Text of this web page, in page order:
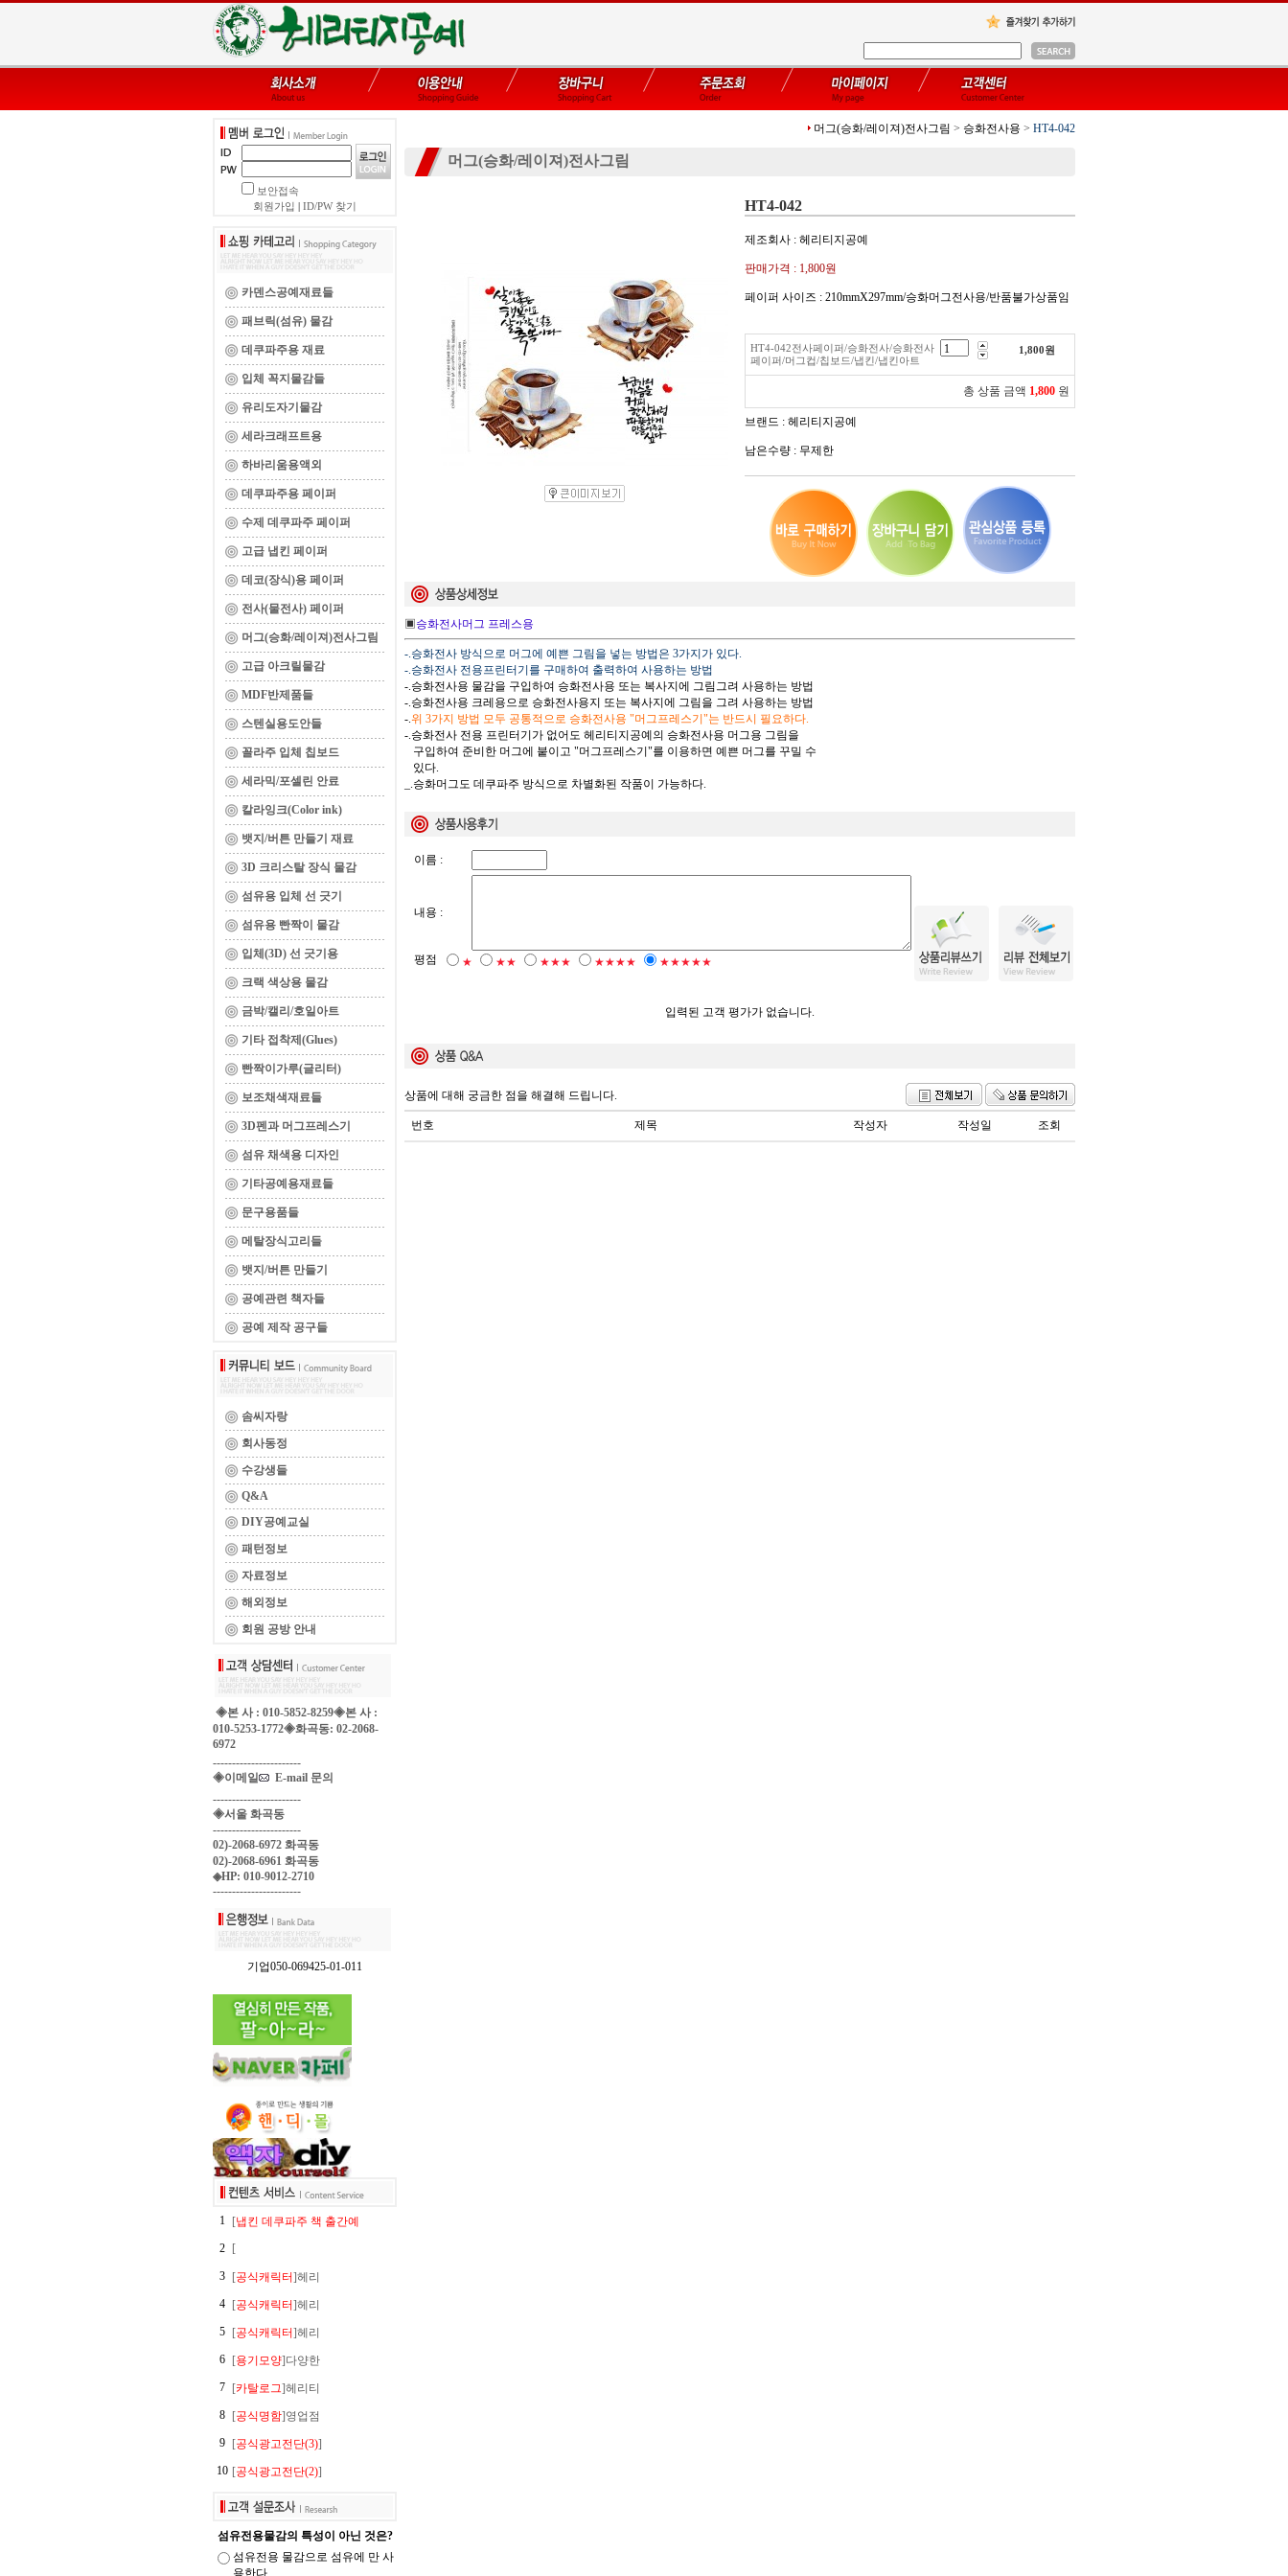
보안접속
회원가입
ID/PW 찾기
카덴스공예재료들
패브릭(섬유) 물감
데쿠파주용 재료
입체 꼭지물감들
유리도자기물감
세라크래프트용
하바리움용액외
데쿠파주용 페이퍼
수제 데쿠파주 페이퍼
고급 냅킨 페이퍼
데코(장식)용 페이퍼
전사(물전사) 페이퍼
머그(승화/레이져)전사그림
고급 아크릴물감
MDF반제품들
스텐실용도안들
꼴라주 입체 칩보드
세라믹/포셀린 안료
칼라잉크(Color ink)
뱃지/버튼 만들기 재료
3D 크리스탈 장식 물감
섬유용 입체 선 긋기
섬유용 빤짝이 물감
입체(3D) 선 긋기용
크랙 색상용 물감
금박/캘리/호일아트
기타 접착제(Glues)
빤짝이가루(글리터)
보조채색재료들
3D펜과 머그프레스기
섬유 채색용 디자인
기타공예용재료들
문구용품들
메탈장식고리들
뱃지/버튼 만들기
공예관련 책자들
공예 제작 공구들
솜씨자랑
회사동정
수강생들
Q&A
DIY공예교실
패턴정보
자료정보
해외정보
회원 공방 안내
◈본 사 : 010-5852-8259◈본 사 :
010-5253-1772◈화곡동: 02-2068-
6972
-----------------------
◈이메일
E-mail 문의
-----------------------
◈서울 화곡동
-----------------------
02)-2068-6972 화곡동
02)-2068-6961 화곡동
◈HP: 010-9012-2710
-----------------------
기업050-069425-01-011
1 [냅킨 데쿠파주 책 출간예
2
[
3 [공식캐릭터]헤리
4
[공식캐릭터]헤리
5
[공식캐릭터]헤리
6
[용기모양]다양한
7
[카탈로그]헤리티
8
[공식명함]영업점
9
[공식광고전단(3)]
10 [공식광고전단(2)]
섬유전용물감의 특성이 아닌 것은?
섬유전용 물감으로 섬유에 만 사
용한다.
머그(승화/레이져)전사그림 > 승화전사용 > HT4-042
머그(승화/레이져)전사그림
HT4-042
제조회사 : 헤리티지공예
판매가격 : 1,800원
페이퍼 사이즈 : 210mmX297mm/승화머그전사용/반품불가상품임
HT4-042전사페이퍼/승화전사/승화전사
페이퍼/머그컵/칩보드/냅킨/냅킨아트
1,800원
총 상품 금액 1,800 원
브랜드 : 헤리티지공예
남은수량 : 무제한
▣ 승화전사머그 프레스용
-.승화전사 방식으로 머그에 예쁜 그림을 넣는 방법은 3가지가 있다.
-.승화전사 전용프린터기를 구매하여 출력하여 사용하는 방법
-.승화전사용 물감을 구입하여 승화전사용 또는 복사지에 그림그려 사용하는 방법
-.승화전사용 크레용으로 승화전사용지 또는 복사지에 그림을 그려 사용하는 방법
-.위 3가지 방법 모두 공통적으로 승화전사용 "머그프레스기"는 반드시 필요하다.
-.승화전사 전용 프린터기가 없어도 헤리티지공예의 승화전사용 머그용 그림을
구입하여 준비한 머그에 붙이고 "머그프레스기"를 이용하면 예쁜 머그를 꾸밀 수
있다.
_.승화머그도 데쿠파주 방식으로 차별화된 작품이 가능하다.
이름 :
내용 :
평점 ★ ★★ ★★★ ★★★★ ★★★★★
입력된 고객 평가가 없습니다.
상품에 대해 궁금한 점을 해결해 드립니다.
번호 제목 작성자 작성일 조회